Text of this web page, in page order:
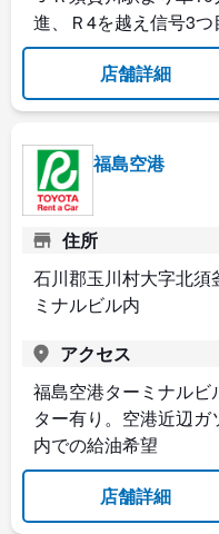
進、Ｒ4を越え信号3
店舗詳細
福島空港
住所
石川郡玉川村大字北
ミナルビル内
アクセス
福島空港ターミナル
ター有り。空港近辺
内での給油希望
店舗詳細